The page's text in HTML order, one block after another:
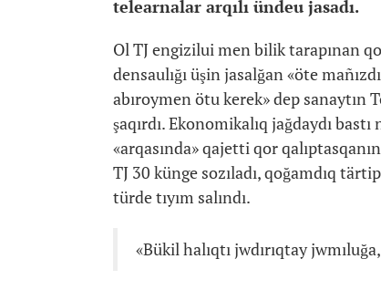
telearnalar arqılı ündeu jasadı.
Ol TJ engizilui men bilik tarapınan
densaulığı üşin jasalğan «öte
abıroymen ötu kerek» dep sanaytın
şaqırdı. Ekonomikalıq jağdaydı
«arqasında» qajetti qor
TJ 30 künge sozıladı, qoğamdıq
türde tıyım salındı.
«Bükil halıqtı jwdırıqtay